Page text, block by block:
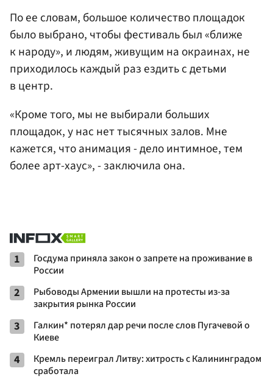
По ее словам, большое количество площадок
было выбрано, чтобы фестиваль был «ближе
к народу», и людям, живущим на окраинах, не
приходилось каждый раз ездить с детьми
в центр.
«Кроме того, мы не выбирали больших
площадок, у нас нет тысячных залов. Мне
кажется, что анимация - дело интимное, тем
более арт-хаус», - заключила она.
1
Госдума приняла закон о запрете на проживание в
России
2
Рыбоводы Армении вышли на протесты из-за
закрытия рынка России
3
Галкин* потерял дар речи после слов Пугачевой о
Киеве
4
Кремль переиграл Литву: хитрость с Калининградом
сработала